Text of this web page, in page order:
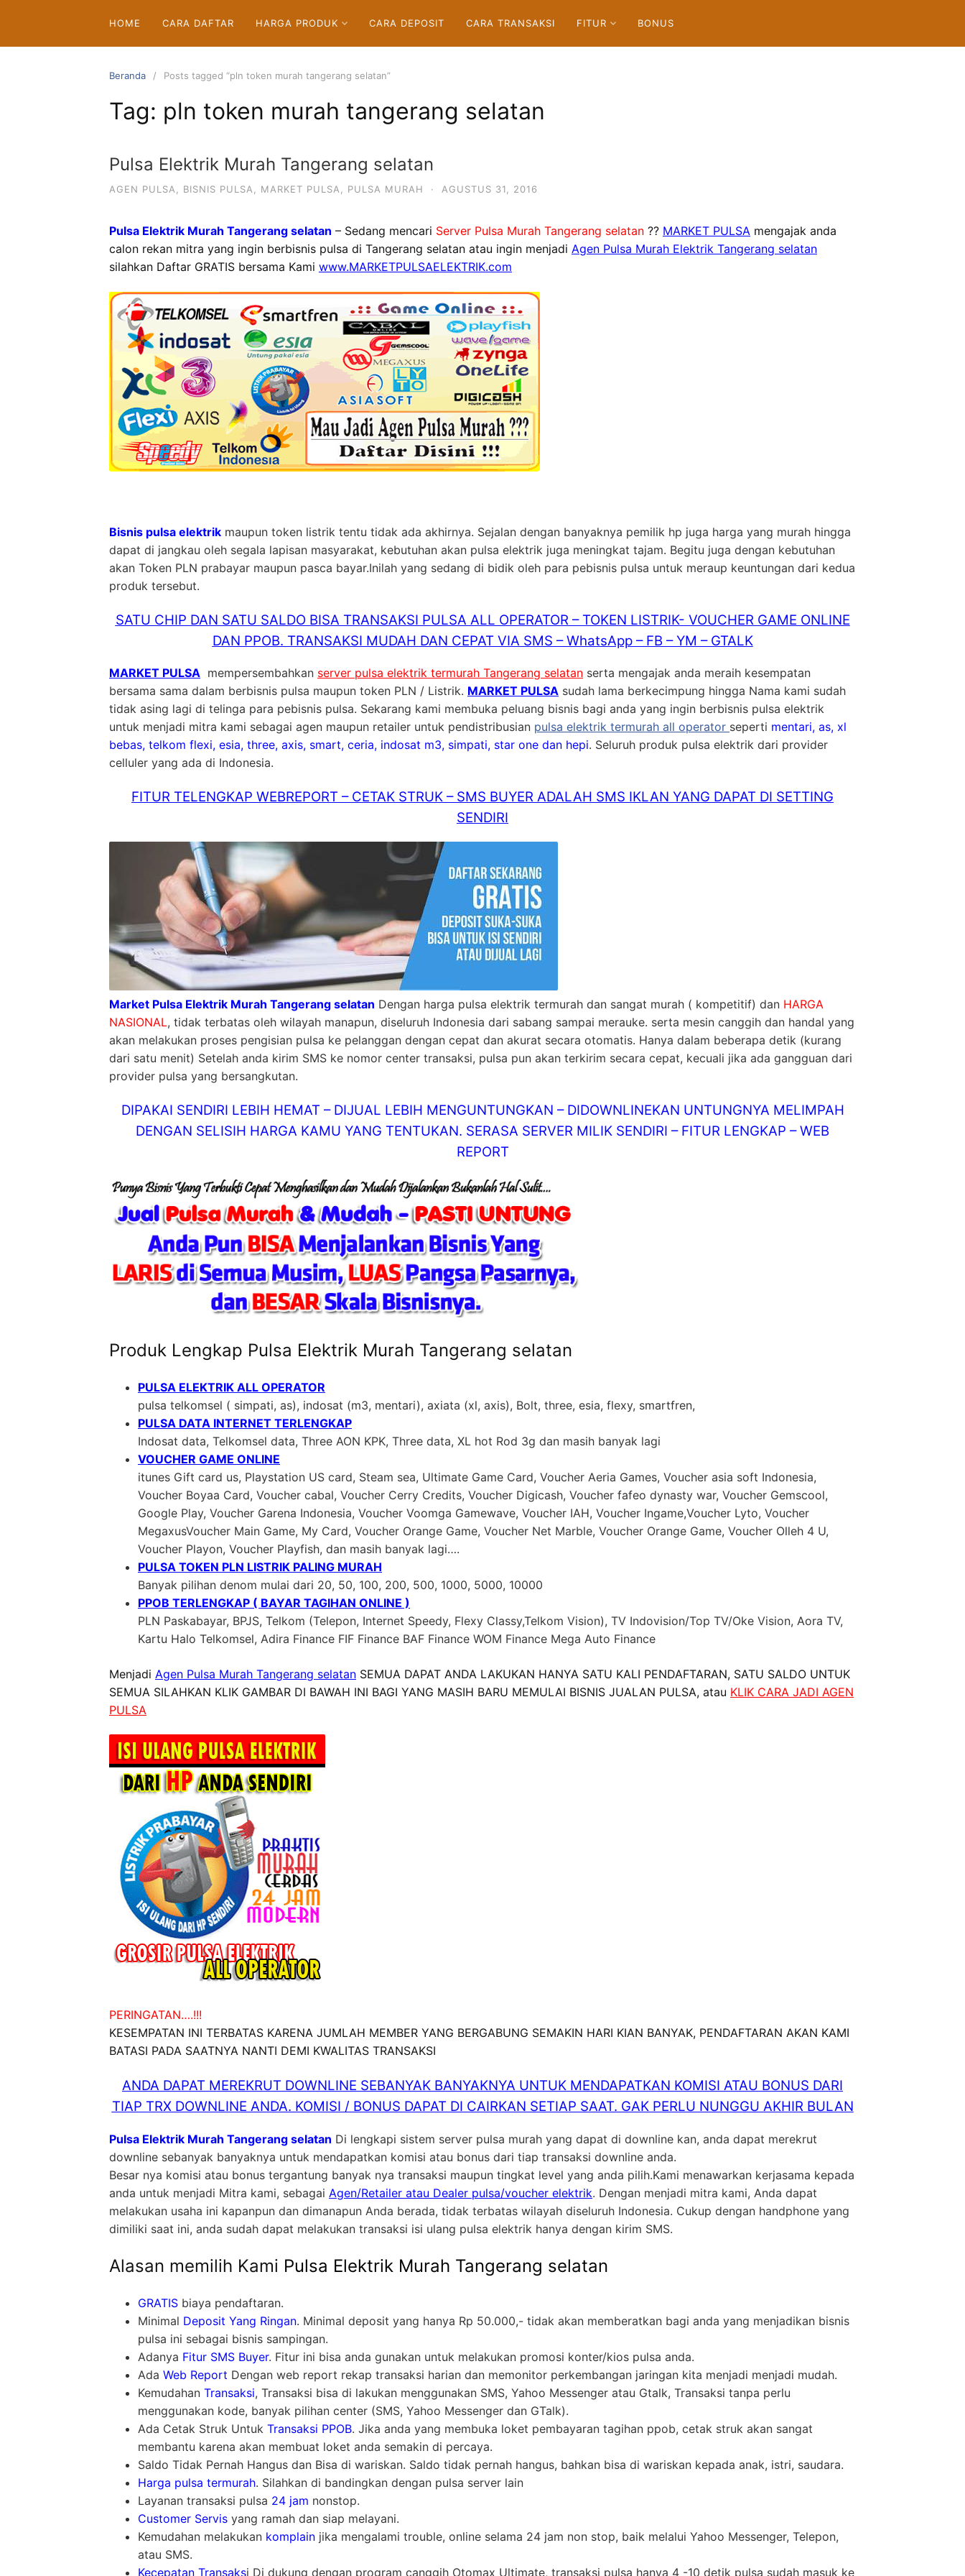
konten
HOME CARA DAFTAR HARGA PRODUK CARA DEPOSIT CARA TRANSAKSI FITUR BONUS
Beranda Posts tagged “pln token murah tangerang selatan”
Tag: pln token murah tangerang selatan
Pulsa Elektrik Murah Tangerang selatan
AGEN PULSA BISNIS PULSA MARKET PULSA PULSA MURAH · AGUSTUS 31, 2016
Pulsa Elektrik Murah Tangerang selatan – Sedang mencari Server Pulsa Murah Tangerang selatan ?? MARKET PULSA mengajak anda
calon rekan mitra yang ingin berbisnis pulsa di Tangerang selatan atau ingin menjadi Agen Pulsa Murah Elektrik Tangerang selatan
silahkan Daftar GRATIS bersama Kami www.MARKETPULSAELEKTRIK.com
Bisnis pulsa elektrik maupun token listrik tentu tidak ada akhirnya. Sejalan dengan banyaknya pemilik hp juga harga yang murah hingga
dapat di jangkau oleh segala lapisan masyarakat, kebutuhan akan pulsa elektrik juga meningkat tajam. Begitu juga dengan kebutuhan
akan Token PLN prabayar maupun pasca bayar.Inilah yang sedang di bidik oleh para pebisnis pulsa untuk meraup keuntungan dari kedua
produk tersebut.
SATU CHIP DAN SATU SALDO BISA TRANSAKSI PULSA ALL OPERATOR – TOKEN LISTRIK- VOUCHER GAME ONLINE
DAN PPOB. TRANSAKSI MUDAH DAN CEPAT VIA SMS – WhatsApp – FB – YM – GTALK
MARKET PULSA mempersembahkan server pulsa elektrik termurah Tangerang selatan serta mengajak anda meraih kesempatan
bersama sama dalam berbisnis pulsa maupun token PLN / Listrik. MARKET PULSA sudah lama berkecimpung hingga Nama kami sudah
tidak asing lagi di telinga para pebisnis pulsa. Sekarang kami membuka peluang bisnis bagi anda yang ingin berbisnis pulsa elektrik
untuk menjadi mitra kami sebagai agen maupun retailer untuk pendistribusian pulsa elektrik termurah all operator seperti mentari, as, xl
bebas, telkom flexi, esia, three, axis, smart, ceria, indosat m3, simpati, star one dan hepi. Seluruh produk pulsa elektrik dari provider
celluler yang ada di Indonesia.
FITUR TELENGKAP WEBREPORT – CETAK STRUK – SMS BUYER ADALAH SMS IKLAN YANG DAPAT DI SETTING
SENDIRI
Market Pulsa Elektrik Murah Tangerang selatan Dengan harga pulsa elektrik termurah dan sangat murah ( kompetitif) dan HARGA
NASIONAL, tidak terbatas oleh wilayah manapun, diseluruh Indonesia dari sabang sampai merauke. serta mesin canggih dan handal yang
akan melakukan proses pengisian pulsa ke pelanggan dengan cepat dan akurat secara otomatis. Hanya dalam beberapa detik (kurang
dari satu menit) Setelah anda kirim SMS ke nomor center transaksi, pulsa pun akan terkirim secara cepat, kecuali jika ada gangguan dari
provider pulsa yang bersangkutan.
DIPAKAI SENDIRI LEBIH HEMAT – DIJUAL LEBIH MENGUNTUNGKAN – DIDOWNLINEKAN UNTUNGNYA MELIMPAH
DENGAN SELISIH HARGA KAMU YANG TENTUKAN. SERASA SERVER MILIK SENDIRI – FITUR LENGKAP – WEB
REPORT
Produk Lengkap Pulsa Elektrik Murah Tangerang selatan
PULSA ELEKTRIK ALL OPERATOR
pulsa telkomsel ( simpati, as), indosat (m3, mentari), axiata (xl, axis), Bolt, three, esia, flexy, smartfren,
PULSA DATA INTERNET TERLENGKAP
Indosat data, Telkomsel data, Three AON KPK, Three data, XL hot Rod 3g dan masih banyak lagi
VOUCHER GAME ONLINE
itunes Gift card us, Playstation US card, Steam sea, Ultimate Game Card, Voucher Aeria Games, Voucher asia soft Indonesia,
Voucher Boyaa Card, Voucher cabal, Voucher Cerry Credits, Voucher Digicash, Voucher fafeo dynasty war, Voucher Gemscool,
Google Play, Voucher Garena Indonesia, Voucher Voomga Gamewave, Voucher IAH, Voucher Ingame,Voucher Lyto, Voucher
MegaxusVoucher Main Game, My Card, Voucher Orange Game, Voucher Net Marble, Voucher Orange Game, Voucher Olleh 4 U,
Voucher Playon, Voucher Playfish, dan masih banyak lagi….
PULSA TOKEN PLN LISTRIK PALING MURAH
Banyak pilihan denom mulai dari 20, 50, 100, 200, 500, 1000, 5000, 10000
PPOB TERLENGKAP ( BAYAR TAGIHAN ONLINE )
PLN Paskabayar, BPJS, Telkom (Telepon, Internet Speedy, Flexy Classy,Telkom Vision), TV Indovision/Top TV/Oke Vision, Aora TV,
Kartu Halo Telkomsel, Adira Finance FIF Finance BAF Finance WOM Finance Mega Auto Finance
Menjadi Agen Pulsa Murah Tangerang selatan SEMUA DAPAT ANDA LAKUKAN HANYA SATU KALI PENDAFTARAN, SATU SALDO UNTUK
SEMUA SILAHKAN KLIK GAMBAR DI BAWAH INI BAGI YANG MASIH BARU MEMULAI BISNIS JUALAN PULSA, atau KLIK CARA JADI AGEN
PULSA
PERINGATAN….!!!
KESEMPATAN INI TERBATAS KARENA JUMLAH MEMBER YANG BERGABUNG SEMAKIN HARI KIAN BANYAK, PENDAFTARAN AKAN KAMI
BATASI PADA SAATNYA NANTI DEMI KWALITAS TRANSAKSI
ANDA DAPAT MEREKRUT DOWNLINE SEBANYAK BANYAKNYA UNTUK MENDAPATKAN KOMISI ATAU BONUS DARI
TIAP TRX DOWNLINE ANDA. KOMISI / BONUS DAPAT DI CAIRKAN SETIAP SAAT. GAK PERLU NUNGGU AKHIR BULAN
Pulsa Elektrik Murah Tangerang selatan Di lengkapi sistem server pulsa murah yang dapat di downline kan, anda dapat merekrut
downline sebanyak banyaknya untuk mendapatkan komisi atau bonus dari tiap transaksi downline anda.
Besar nya komisi atau bonus tergantung banyak nya transaksi maupun tingkat level yang anda pilih.Kami menawarkan kerjasama kepada
anda untuk menjadi Mitra kami, sebagai Agen/Retailer atau Dealer pulsa/voucher elektrik. Dengan menjadi mitra kami, Anda dapat
melakukan usaha ini kapanpun dan dimanapun Anda berada, tidak terbatas wilayah diseluruh Indonesia. Cukup dengan handphone yang
dimiliki saat ini, anda sudah dapat melakukan transaksi isi ulang pulsa elektrik hanya dengan kirim SMS.
Alasan memilih Kami Pulsa Elektrik Murah Tangerang selatan
GRATIS biaya pendaftaran.
Minimal Deposit Yang Ringan. Minimal deposit yang hanya Rp 50.000,- tidak akan memberatkan bagi anda yang menjadikan bisnis
pulsa ini sebagai bisnis sampingan.
Adanya Fitur SMS Buyer. Fitur ini bisa anda gunakan untuk melakukan promosi konter/kios pulsa anda.
Ada Web Report Dengan web report rekap transaksi harian dan memonitor perkembangan jaringan kita menjadi menjadi mudah.
Kemudahan Transaksi, Transaksi bisa di lakukan menggunakan SMS, Yahoo Messenger atau Gtalk, Transaksi tanpa perlu
menggunakan kode, banyak pilihan center (SMS, Yahoo Messenger dan GTalk).
Ada Cetak Struk Untuk Transaksi PPOB. Jika anda yang membuka loket pembayaran tagihan ppob, cetak struk akan sangat
membantu karena akan membuat loket anda semakin di percaya.
Saldo Tidak Pernah Hangus dan Bisa di wariskan. Saldo tidak pernah hangus, bahkan bisa di wariskan kepada anak, istri, saudara.
Harga pulsa termurah. Silahkan di bandingkan dengan pulsa server lain
Layanan transaksi pulsa 24 jam nonstop.
Customer Servis yang ramah dan siap melayani.
Kemudahan melakukan komplain jika mengalami trouble, online selama 24 jam non stop, baik melalui Yahoo Messenger, Telepon,
atau SMS.
Kecepatan Transaksi Di dukung dengan program canggih Otomax Ultimate, transaksi pulsa hanya 4 -10 detik pulsa sudah masuk ke